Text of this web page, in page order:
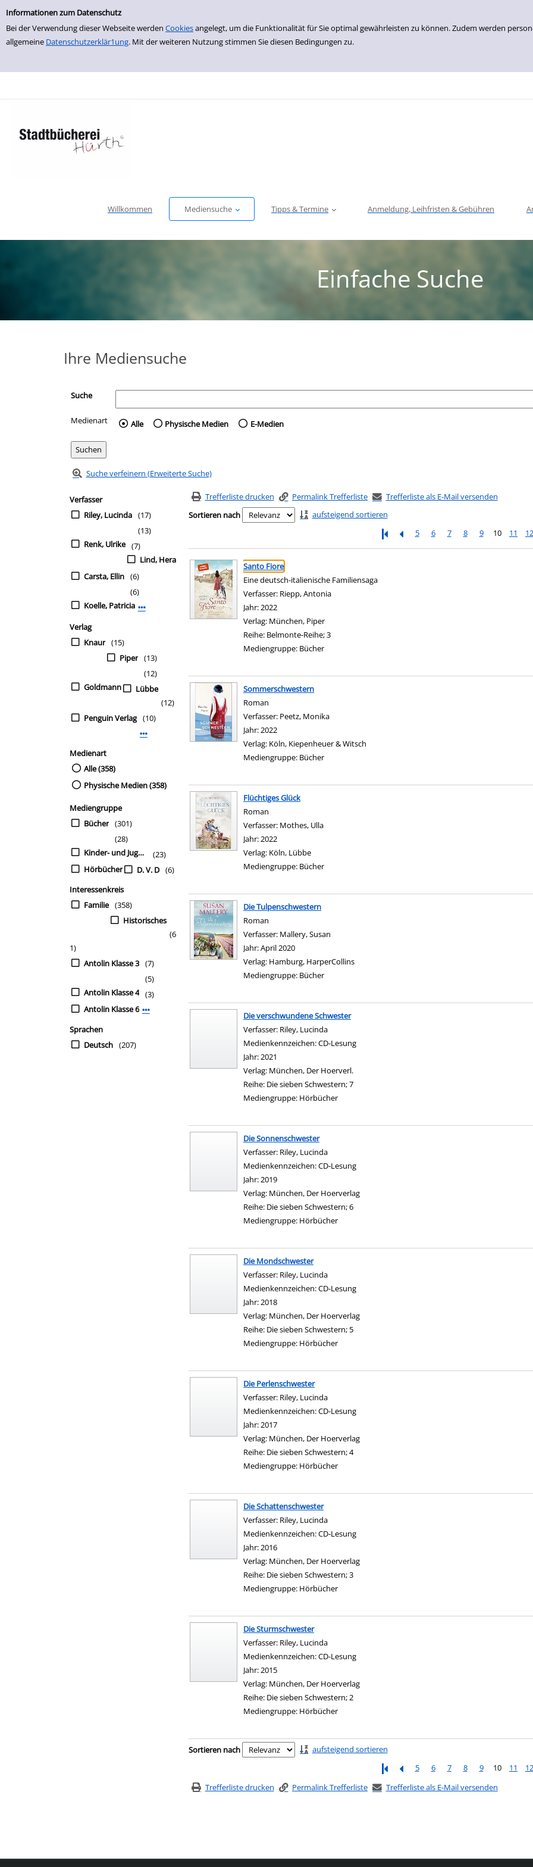
Einfache Suche
Informationen zum Datenschutz
Bei der Verwendung dieser Webseite werden Cookiesangelegt, um die Funktionalität für Sie optimal gewährleisten zu können. Zudem werden
allgemeine Datenschutzerklär1ung. Mit der weiteren Nutzung stimmen Sie diesen Bedingungen zu.
zur Navigation springen
zum Inhalt springen
Zu den Suchfiltern springen
Zur Trefferliste springen
Willkommen Mediensuche Tipps & Termine Anmeldung, Leihfristen & Gebühren
Einfache Suche
Ihre Mediensuche
Suche
Medienart Wählen Sie die Medienart nach der Sie suchen wollen.
Alle Physische Medien E-Medien
Suche verfeinern (Erweiterte Suche)
Suchfilter
Zur Trefferliste springen
Verfasser
Riley, Lucinda (17)
Renk, Ulrike
(13)
Lind, Hera
(7)
Carsta, Ellin (6)
Koelle, Patricia
(6)
Mehr Verfasser-Filter anzeigen
Verlag
Knaur (15)
Piper (13)
Goldmann
(12)
Lübbe
(12)
Penguin Verlag (10)
Mehr Verlag-Filter anzeigen
Medienart
Alle (358)
Physische Medien (358)
Mediengruppe
Bücher (301)
Kinder- und Jugendbü
(28)
Hörbücher
(23)
D. V. D (6)
Interessenkreis
Familie (358)
Historisches
(6
1)
Antolin Klasse 3 (7)
Antolin Klasse 4
(5)
Antolin Klasse 6
(3)
Mehr Interessenkreis-Filter anzeigen
Sprachen
Deutsch (207)
Trefferliste drucken Permalink Trefferliste
Trefferliste als E-Mail versenden
Sortieren nach
aufsteigend sortieren
5
6 7 8 9 10 11 12
Suchergebnis
Zu den Suchfiltern springen
Santo Fiore
Eine deutsch-italienische Familiensaga
Verfasser: Riepp, Antonia
Jahr:2022
Verlag: München, Piper
Reihe: Belmonte-Reihe; 3
Mediengruppe: Bücher
Sommerschwestern
Roman
Verfasser: Peetz, Monika
Jahr:2022
Verlag: Köln, Kiepenheuer & Witsch
Mediengruppe: Bücher
Flüchtiges Glück
Roman
Verfasser: Mothes, Ulla
Jahr:2022
Verlag: Köln, Lübbe
Mediengruppe: Bücher
Die Tulpenschwestern
Roman
Verfasser: Mallery, Susan
Jahr:April 2020
Verlag: Hamburg, HarperCollins
Mediengruppe: Bücher
Die verschwundene Schwester
Verfasser: Riley, Lucinda
Medienkennzeichen:CD-Lesung
Jahr:2021
Verlag: München, Der Hoerverl.
Reihe: Die sieben Schwestern; 7
Mediengruppe: Hörbücher
Die Sonnenschwester
Verfasser: Riley, Lucinda
Medienkennzeichen:CD-Lesung
Jahr:2019
Verlag: München, Der Hoerverlag
Reihe: Die sieben Schwestern; 6
Mediengruppe: Hörbücher
Die Mondschwester
Verfasser: Riley, Lucinda
Medienkennzeichen:CD-Lesung
Jahr:2018
Verlag: München, Der Hoerverlag
Reihe: Die sieben Schwestern; 5
Mediengruppe: Hörbücher
Die Perlenschwester
Verfasser: Riley, Lucinda
Medienkennzeichen:CD-Lesung
Jahr:2017
Verlag: München, Der Hoerverlag
Reihe: Die sieben Schwestern; 4
Mediengruppe: Hörbücher
Die Schattenschwester
Verfasser: Riley, Lucinda
Medienkennzeichen:CD-Lesung
Jahr:2016
Verlag: München, Der Hoerverlag
Reihe: Die sieben Schwestern; 3
Mediengruppe: Hörbücher
Die Sturmschwester
Verfasser: Riley, Lucinda
Medienkennzeichen:CD-Lesung
Jahr:2015
Verlag: München, Der Hoerverlag
Reihe: Die sieben Schwestern; 2
Mediengruppe: Hörbücher
Zu den Suchfiltern springen
Sortieren nach
aufsteigend sortieren
5
6 7 8 9 10 11 12
Trefferliste drucken
Permalink Trefferliste Trefferliste als E-Mail versenden